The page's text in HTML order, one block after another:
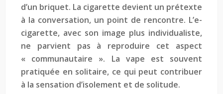
d’un briquet. La cigarette devient un prétexte
à la conversation, un point de rencontre. L’e-
cigarette, avec son image plus individualiste,
ne parvient pas à reproduire cet aspect
« communautaire ». La vape est souvent
pratiquée en solitaire, ce qui peut contribuer
à la sensation d’isolement et de solitude.